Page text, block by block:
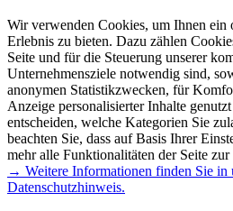
Wir verwenden Cookies, um Ihnen ein
Erlebnis zu bieten. Dazu zählen
Seite und für die Steuerung unserer
Unternehmensziele notwendig sind,
anonymen Statistikzwecken, für
Anzeige personalisierter Inhalte
entscheiden, welche Kategorien Sie
beachten Sie, dass auf Basis Ihrer
mehr alle Funktionalitäten der Seite
→ Weitere Informationen finden Sie in
Datenschutzhinweis.